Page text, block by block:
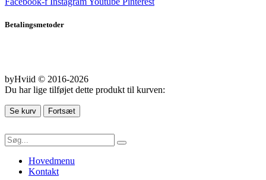
Betalingsmetoder
byHviid © 2016-2026
Du har lige tilføjet dette produkt til kurven:
Se kurv Fortsæt
Hovedmenu
Kontakt